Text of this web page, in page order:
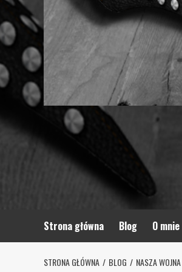
Strona główna Blog O mnie
STRONA GŁÓWNA BLOG NASZA WOJNA